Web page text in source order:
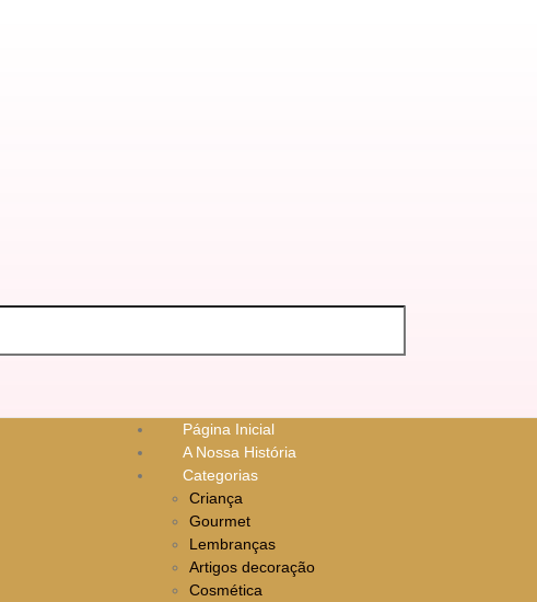
Página Inicial
A Nossa História
Categorias
Criança
Gourmet
Lembranças
Artigos decoração
Cosmética